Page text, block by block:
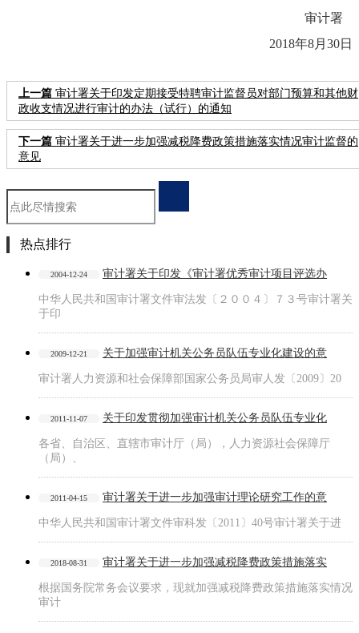
审计署
2018年8月30日
上一篇 审计署关于印发定期接受特聘审计监督员对部门预算和其他财
政收支情况进行审计的办法（试行）的通知
下一篇 审计署关于进一步加强减税降费政策措施落实情况审计监督的
意见
热点排行
2004-12-24 审计署关于印发《审计署优秀审计项目评选办
中华人民共和国审计署文件审法发〔２００４〕７３号审计署关
于印
2009-12-21 关于加强审计机关公务员队伍专业化建设的意
审计署人力资源和社会保障部国家公务员局审人发〔2009〕20
2011-11-07 关于印发贯彻加强审计机关公务员队伍专业化
各省、自治区、直辖市审计厅（局），人力资源社会保障厅
（局）、
2011-04-15 审计署关于进一步加强审计理论研究工作的意
中华人民共和国审计署文件审科发〔2011〕40号审计署关于进
2018-08-31 审计署关于进一步加强减税降费政策措施落实
根据国务院常务会议要求，现就加强减税降费政策措施落实情况
审计